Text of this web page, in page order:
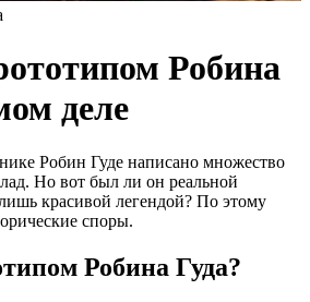
Робина
деле
Робин Гуде написано множество
Но вот был ли он реальной
красивой легендой? По этому
споры.
Робина Гуда?